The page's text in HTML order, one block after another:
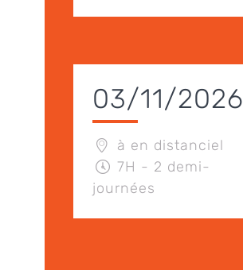
03/11/2026
à en distanciel
7H - 2 demi-
journées